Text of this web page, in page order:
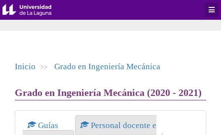
Inicio >> Grado en Ingeniería Mecánica
Grado en Ingeniería Mecánica (2020 - 2021)
Guías
Personal docente e